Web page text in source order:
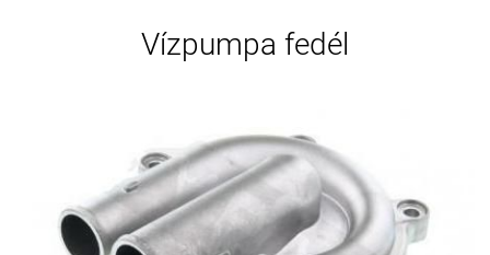
Vízpumpa fedél